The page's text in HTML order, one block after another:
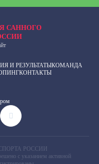
САННОГО
И РЕЗУЛЬТАТЫКОМАНДА
КОНТАКТЫ
РОССИИ
с указанием активной